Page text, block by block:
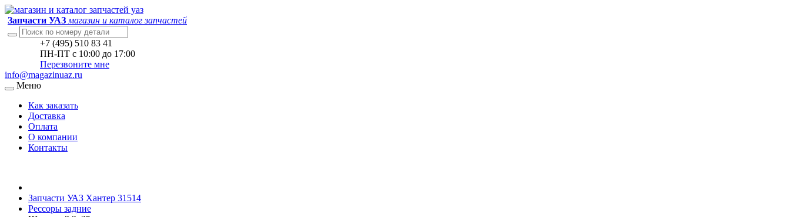
Запчасти УАЗ магазин и каталог запчастей
+7 (495) 510 83 41
ПН-ПТ с 10:00 до 17:00
Перезвоните мне
info@magazinuaz.ru
Меню
Как заказать
Доставка
Оплата
О компании
Контакты
Запчасти УАЗ Хантер 31514
Рессоры задние